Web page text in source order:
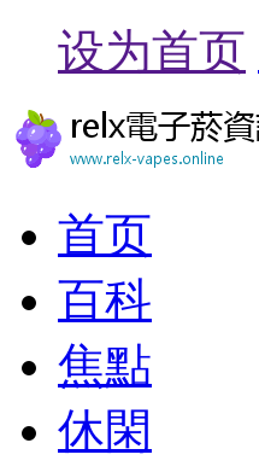
设为首页
首页
百科
焦點
休閑